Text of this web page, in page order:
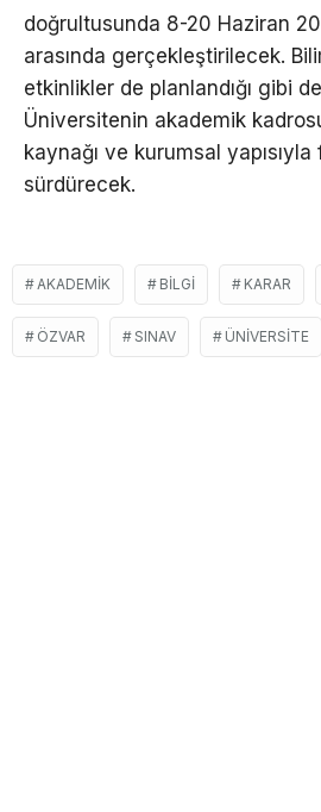
doğrultusunda 8-20 Haziran
arasında gerçekleştirilecek.
etkinlikler de planlandığı gibi
Üniversitenin akademik
kaynağı ve kurumsal
sürdürecek.
AKADEMIK BILGI KARAR
ÖZVAR SINAV ÜNIVERSITE